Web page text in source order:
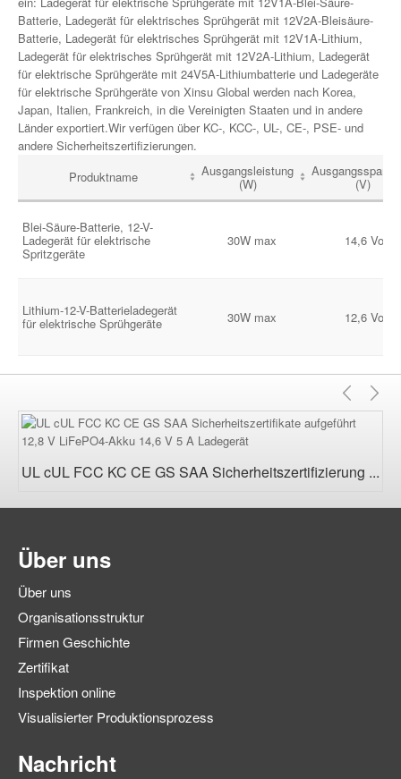
Batterie, Ladegerät für elektrisches Sprühgerät mit 12V2A-Bleisäure-
Batterie, Ladegerät für elektrisches Sprühgerät mit 12V1A-Lithium,
Ladegerät für elektrisches Sprühgerät mit 12V2A-Lithium, Ladegerät
für elektrische Sprühgeräte mit 24V5A-Lithiumbatterie und Ladegeräte
für elektrische Sprühgeräte von Xinsu Global werden nach Korea,
Japan, Italien, Frankreich, in die Vereinigten Staaten und in andere
Länder exportiert.Wir verfügen über KC-, KCC-, UL-, CE-, PSE- und
andere Sicherheitszertifizierungen.
Produktname
Ausgangsleistung
(W) (V)
Blei-Säure-Batterie, 12-V-
Ladegerät für elektrische
Spritzgeräte
30W max 14,6 Volt
Lithium-12-V-Batterieladegerät
für elektrische Sprühgeräte 30W max 12,6 Volt
UL cUL FCC KC CE GS SAA Sicherheitszertifizierung ...
Über uns
Über uns
Organisationsstruktur
Firmen Geschichte
Zertifikat
Inspektion online
Visualisierter Produktionsprozess
Nachricht